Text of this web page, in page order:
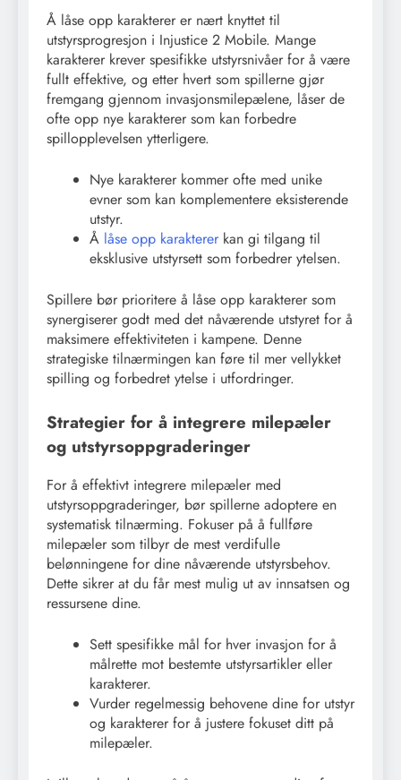
Å låse opp karakterer er nært knyttet til
utstyrsprogresjon i Injustice 2 Mobile. Mange
karakterer krever spesifikke utstyrsnivåer for å være
fullt effektive, og etter hvert som spillerne gjør
fremgang gjennom invasjonsmilepælene, låser de
ofte opp nye karakterer som kan forbedre
spillopplevelsen ytterligere.
Nye karakterer kommer ofte med unike
evner som kan komplementere eksisterende
utstyr.
Å låse opp karakterer kan gi tilgang til
eksklusive utstyrsett som forbedrer ytelsen.
Spillere bør prioritere å låse opp karakterer som
synergiserer godt med det nåværende utstyret for å
maksimere effektiviteten i kampene. Denne
strategiske tilnærmingen kan føre til mer vellykket
spilling og forbedret ytelse i utfordringer.
Strategier for å integrere milepæler
og utstyrsoppgraderinger
For å effektivt integrere milepæler med
utstyrsoppgraderinger, bør spillerne adoptere en
systematisk tilnærming. Fokuser på å fullføre
milepæler som tilbyr de mest verdifulle
belønningene for dine nåværende utstyrsbehov.
Dette sikrer at du får mest mulig ut av innsatsen og
ressursene dine.
Sett spesifikke mål for hver invasjon for å
målrette mot bestemte utstyrsartikler eller
karakterer.
Vurder regelmessig behovene dine for utstyr
og karakterer for å justere fokuset ditt på
milepæler.